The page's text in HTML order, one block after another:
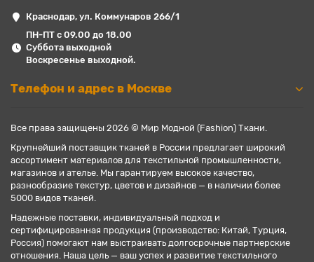
Краснодар, ул. Коммунаров 266/1
ПН-ПТ с 09.00 до 18.00
Суббота выходной
Воскресенье выходной.
Телефон и адрес в Москве
Все права защищены 2026 © Мир Модной (Fashion) Ткани.
Крупнейший поставщик тканей в России предлагает широкий
ассортимент материалов для текстильной промышленности,
магазинов и ателье. Мы гарантируем высокое качество,
разнообразие текстур, цветов и дизайнов — в наличии более
5000 видов тканей.
Надежные поставки, индивидуальный подход и
сертифицированная продукция (производство: Китай, Турция,
Россия) помогают нам выстраивать долгосрочные партнерские
отношения. Наша цель — ваш успех и развитие текстильного